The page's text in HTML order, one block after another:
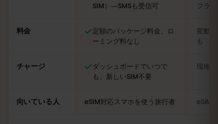
SIM）―SMSも受信可
フラ
料金
定額のパッケージ料金、ロ
ーミング料なし
変動
も
チャージ
ダッシュボードでいつで
も、新しいSIM不要
現地
向いている人 eSIM対応スマホを使う旅行者 eSIM